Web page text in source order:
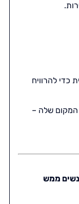
להרוויח
שלה –
ממש